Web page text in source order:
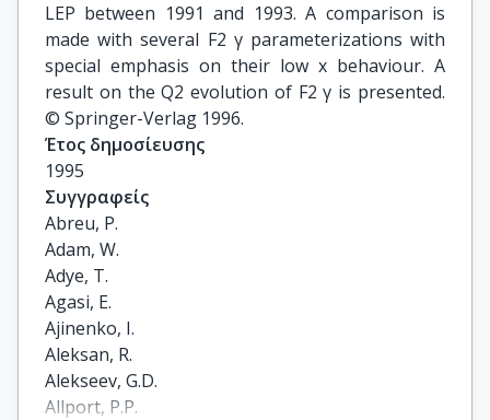
LEP between 1991 and 1993. A comparison is
made with several F2 γ parameterizations with
special emphasis on their low x behaviour. A
result on the Q2 evolution of F2 γ is presented.
© Springer-Verlag 1996.
Έτος δημοσίευσης
1995
Συγγραφείς
Abreu, P.
Adam, W.
Adye, T.
Agasi, E.
Ajinenko, I.
Aleksan, R.
Alekseev, G.D.
Allport, P.P.